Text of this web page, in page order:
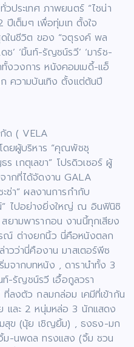
วประเทศ ภาพยนตร์ “ไชน่า
ปีเต็มๆ เพื่อทุ่มเท ตั้งใจ
ดในชีวิต ของ “จตุรงค์ พล
’ ‘มิ้นท์-รัญชน์รวี’ ‘มาร์ช-
งวงการ หนังคอมเมดี้-แอ็
ความบันเทิง ตั้งแต่ต้นปี
กัด ( VELA
โดยผู้บริหาร “คุณพัชชุ
กตุเลขา” โปรดิวเซอร์ ผู้
ากที่ได้จัดงาน GALA
ช่า” ผลงานการกำกับ
ไปอย่างยิ่งใหญ่ ณ อินฟินิซิ
ามพารากอน งานนี้ทุกเสียง
ณ์ ต่างยกนิ้ว นี่คือหนังตลก
าวว่านี่คืองาน มาสเตอร์พีซ
จากบทหนัง , ดารานำทั้ง 3
ท์-รัญชน์รวี เอื้อกูลวรา
ลงตัว กลมกล่อม เคมีที่เข้ากัน
และ 2 หนุ่มหล่อ 3 นักแสดง
สุข (นุ้ย เชิญยิ้ม) , ธงธง-มก
นพดล ทรงแสง (จิ้ม ชวน